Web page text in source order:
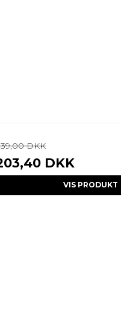
DKK
DKK
VIS PRODUKT